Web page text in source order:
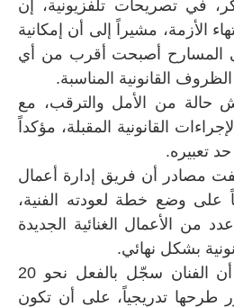
في تصريحات تلفزيونية، إن
الأزمة، مشيراً إلى أن إمكانية
المسارح أصبحت أقرب من أي
القانونية المناسبة.
حالة من الأمل والترقب، مع
القانونية المقبلة، مؤكداً
تعبيره.
مصادر أن فريق إدارة أعمال
وضع خطة لعودته الفنية،
من الأعمال الغنائية الجديدة
بشكل نهائي.
وأشارت المصادر إلى أن الفنان سجّل بالفعل نحو 20
طرحها تدريجياً، على أن تكون